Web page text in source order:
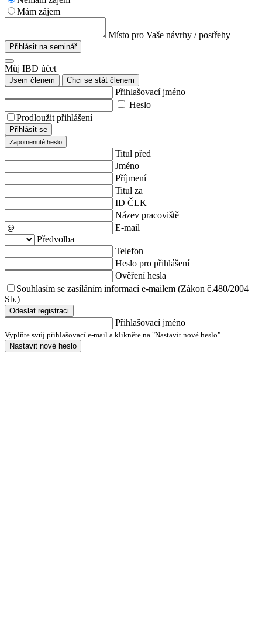
Mám zájem
Místo pro Vaše návrhy / postřehy
Přihlásit na seminář
Můj IBD účet
Jsem členem Chci se stát členem
Přihlašovací jméno
Heslo
Prodloužit přihlášení
Přihlásit se
Zapomenuté heslo
Titul před
Jméno
Příjmení
Titul za
ID ČLK
Název pracoviště
E-mail
Předvolba
Telefon
Heslo pro přihlášení
Ověření hesla
Souhlasím se zasíláním informací e-mailem (Zákon č.480/2004
Sb.)
Odeslat registraci
Přihlašovací jméno
Vyplňte svůj přihlašovací e-mail a klikněte na "Nastavit nové heslo".
Nastavit nové heslo